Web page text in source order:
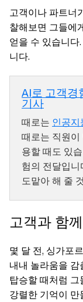
고객이나 파트너
찰해보면 그들에
얻을 수 있습니다
니다.
AI로 고객경
기사
때로는 인공지
때로는 직원이
용할 때도 있
험의 전달입니
도맡아 해 줄
고객과 함
몇 달 전, 싱가포
내내 놀라움을 감
탑승할 때처럼 그
강렬한 기억이 만